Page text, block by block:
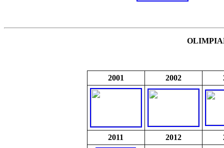
2001 2002
2011 2012